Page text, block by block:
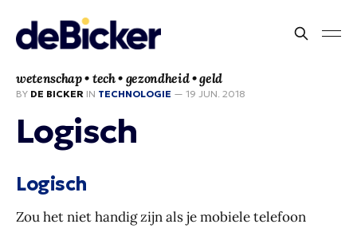
wetenschap • tech • gezondheid • geld
BY DE BICKER IN TECHNOLOGIE — 19 JUN. 2018
Logisch
Logisch
Zou het niet handig zijn als je mobiele telefoon